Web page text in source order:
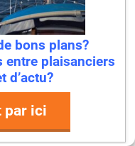
de vos données
: la première
déchets en
turquoise, ses
? Eh bien,
bons plans?
entre plaisanciers
d’actu?
par ici